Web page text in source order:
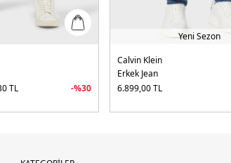
TL -%30
Yeni Sezon
Calvin Klein
Erkek Jean
6.899,00TL